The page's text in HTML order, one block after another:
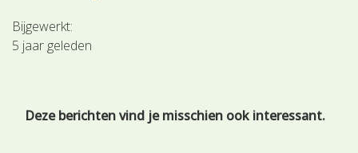
Bijgewerkt:
5 jaar geleden
Deze berichten vind je misschien ook interessant.